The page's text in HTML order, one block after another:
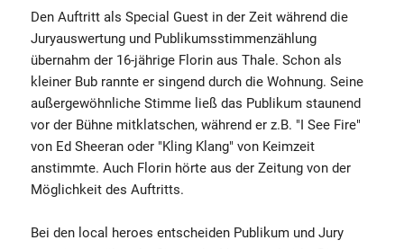
Den Auftritt als Special Guest in der Zeit während die
Juryauswertung und Publikumsstimmenzählung
übernahm der 16-jährige Florin aus Thale. Schon als
kleiner Bub rannte er singend durch die Wohnung. Seine
außergewöhnliche Stimme ließ das Publikum staunend
vor der Bühne mitklatschen, während er z.B. "I See Fire"
von Ed Sheeran oder "Kling Klang" von Keimzeit
anstimmte. Auch Florin hörte aus der Zeitung von der
Möglichkeit des Auftritts.
Bei den local heroes entscheiden Publikum und Jury